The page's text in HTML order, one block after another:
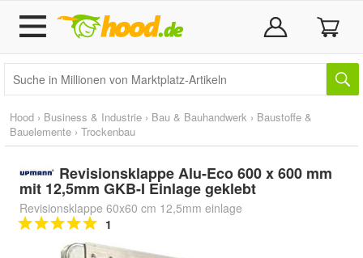
Hood › Business & Industrie › Bau & Bauhandwerk › Baustoffe &
Bauelemente › Trockenbau
Revisionsklappe Alu-Eco 600 x 600 mm
mit 12,5mm GKB-I Einlage geklebt
Revisionsklappe 60x60 cm 12,5mm einlage
1